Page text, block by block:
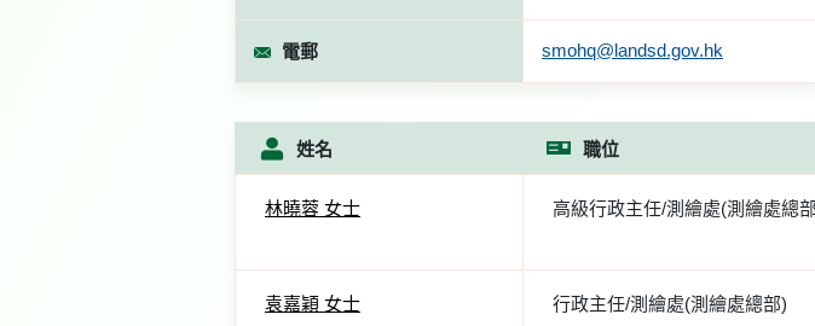
電郵 smohq@landsd.gov.hk
姓名 職位
林曉蓉 女士 高級行政主任/測繪處(測繪處總
袁嘉穎 女士 行政主任/測繪處(測繪處總部)